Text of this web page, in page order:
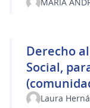
Derecho al acceso a la Seguridad
Social,
Río Negro)
Laura